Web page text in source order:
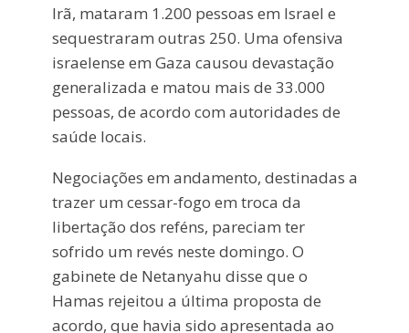
Irã, mataram 1.200 pessoas em Israel e
sequestraram outras 250. Uma ofensiva
israelense em Gaza causou devastação
generalizada e matou mais de 33.000
pessoas, de acordo com autoridades de
saúde locais.
Negociações em andamento, destinadas a
trazer um cessar-fogo em troca da
libertação dos reféns, pareciam ter
sofrido um revés neste domingo. O
gabinete de Netanyahu disse que o
Hamas rejeitou a última proposta de
acordo, que havia sido apresentada ao